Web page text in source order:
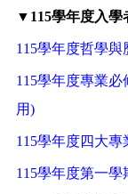
▼115學年度入
115學年度哲學
115學年度專業
用)
115學年度四大專
115學年度第一